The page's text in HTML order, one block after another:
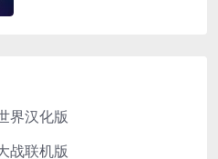
界汉化版
战联机版